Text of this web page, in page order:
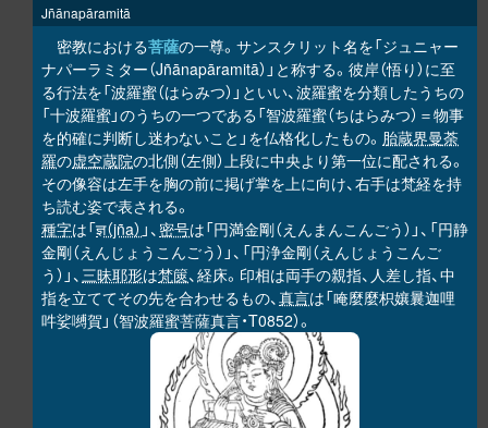
Jñānapāramitā
密教における菩薩の一尊。サンスクリット名を「ジュニャー
ナパーラミター（Jñānapāramitā）」と称する。彼岸（悟り）に至
る行法を「波羅蜜（はらみつ）」といい、波羅蜜を分類したうちの
「十波羅蜜」のうちの一つである「智波羅蜜（ちはらみつ）＝物事
を的確に判断し迷わないこと」を仏格化したもの。 胎蔵界曼荼
羅の虚空蔵院の北側（左側）上段に中央より第一位に配される。
その像容は左手を胸の前に掲げ掌を上に向け、右手は梵経を持
ち読む姿で表される。
種字は「ज्ञ（jña） 」、 密号は「円満金剛（えんまんこんごう）」、「円静
金剛（えんじょうこんごう）」、「円浄金剛（えんじょうこんご
う）」、三昧耶形は梵篋、経床。印相は両手の親指、人差し指、中
指を立ててその先を合わせるもの、真言は「唵麼麼枳孃曩迦哩
吽娑嚩賀」（智波羅蜜菩薩真言・T0852）。